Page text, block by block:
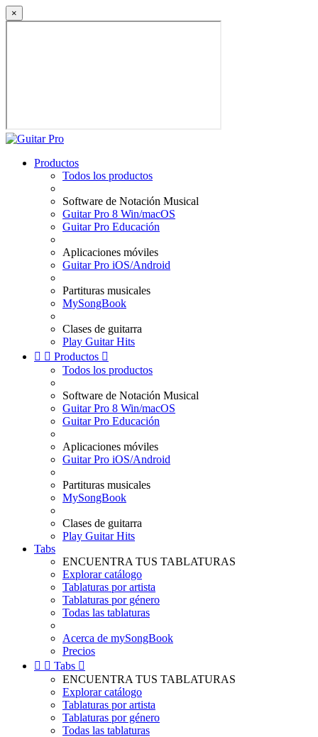
×
Productos
Todos los productos
Software de Notación Musical
Guitar Pro 8 Win/macOS
Guitar Pro Educación
Aplicaciones móviles
Guitar Pro iOS/Android
Partituras musicales
MySongBook
Clases de guitarra
Play Guitar Hits
  Productos 
Todos los productos
Software de Notación Musical
Guitar Pro 8 Win/macOS
Guitar Pro Educación
Aplicaciones móviles
Guitar Pro iOS/Android
Partituras musicales
MySongBook
Clases de guitarra
Play Guitar Hits
Tabs
ENCUENTRA TUS TABLATURAS
Explorar catálogo
Tablaturas por artista
Tablaturas por género
Todas las tablaturas
Acerca de mySongBook
Precios
  Tabs 
ENCUENTRA TUS TABLATURAS
Explorar catálogo
Tablaturas por artista
Tablaturas por género
Todas las tablaturas